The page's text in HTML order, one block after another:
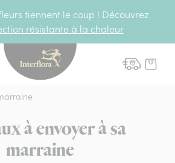
tiennent le coup ! Découvrez
résistante à la chaleur
Interflora - livraison
fleurs
à envoyer à sa
marraine